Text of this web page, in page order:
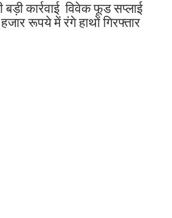
कार्रवाई विवेक फूड सप्लाई
रूपये में रंगे हाथों गिरफ्तार